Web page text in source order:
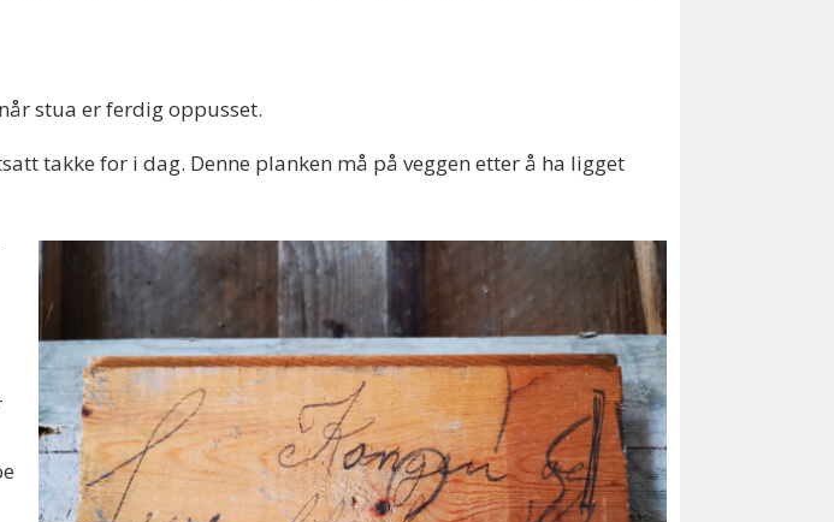
stua er ferdig oppusset.
takke for i dag. Denne planken må på veggen etter å ha ligget